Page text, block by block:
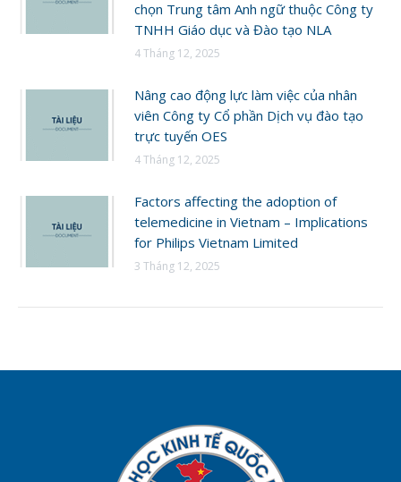
chọn Trung tâm Anh ngữ thuộc Công ty
TNHH Giáo dục và Đào tạo NLA
4 Tháng 12, 2025
Nâng cao động lực làm việc của nhân
viên Công ty Cổ phần Dịch vụ đào tạo
trực tuyến OES
4 Tháng 12, 2025
Factors affecting the adoption of
telemedicine in Vietnam – Implications
for Philips Vietnam Limited
3 Tháng 12, 2025